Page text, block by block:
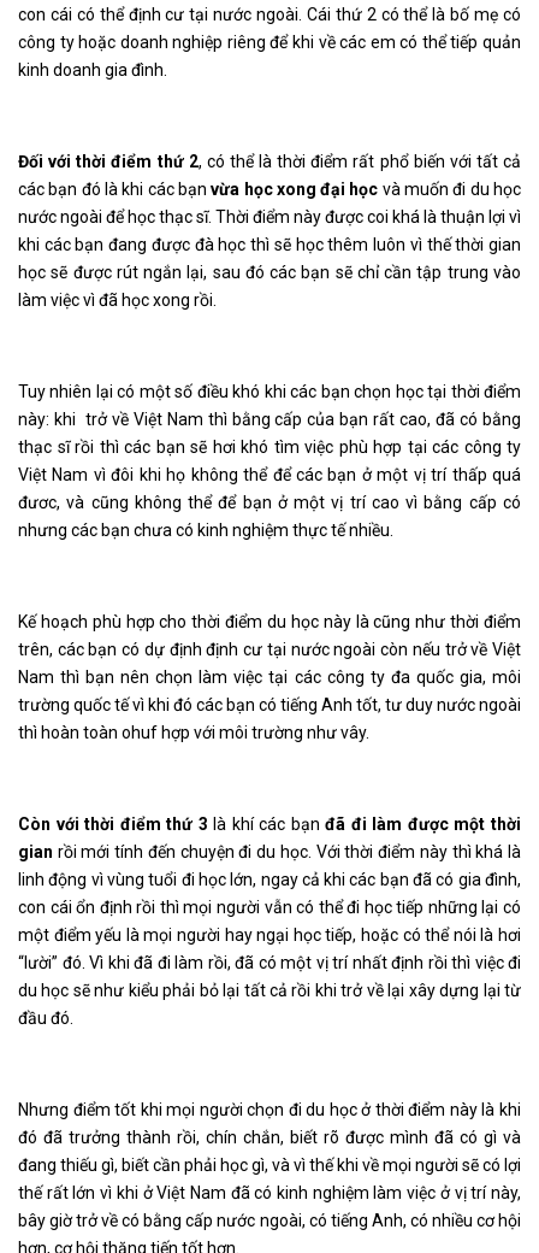
con cái có thể định cư tại nước ngoài. Cái thứ 2 có thể là bố mẹ có
công ty hoặc doanh nghiệp riêng để khi về các em có thể tiếp quản
kinh doanh gia đình.
Đối với thời điểm thứ 2, có thể là thời điểm rất phổ biến với tất cả
các bạn đó là khi các bạnvừa học xong đại học và muốn đi du học
nước ngoài để học thạc sĩ. Thời điểm này được coi khá là thuận lợi vì
khi các bạn đang được đà học thì sẽ học thêm luôn vì thế thời gian
học sẽ được rút ngắn lại, sau đó các bạn sẽ chỉ cần tập trung vào
làm việc vì đã học xong rồi.
Tuy nhiên lại có một số điều khó khi các bạn chọn học tại thời điểm
này: khi trở về Việt Nam thì bằng cấp của bạn rất cao, đã có bằng
thạc sĩ rồi thì các bạn sẽ hơi khó tìm việc phù hợp tại các công ty
Việt Nam vì đôi khi họ không thể để các bạn ở một vị trí thấp quá
đươc, và cũng không thể để bạn ở một vị trí cao vì bằng cấp có
nhưng các bạn chưa có kinh nghiệm thực tế nhiều.
Kế hoạch phù hợp cho thời điểm du học này là cũng như thời điểm
trên, các bạn có dự định định cư tại nước ngoài còn nếu trở về Việt
Nam thì bạn nên chọn làm việc tại các công ty đa quốc gia, môi
trường quốc tế vì khi đó các bạn có tiếng Anh tốt, tư duy nước ngoài
thì hoàn toàn ohuf hợp với môi trường như vây.
Còn với thời điểm thứ 3 là khí các bạnđã đi làm được một thời
gian rồi mới tính đến chuyện đi du học. Với thời điểm này thì khá là
linh động vì vùng tuổi đi học lớn, ngay cả khi các bạn đã có gia đình,
con cái ổn định rồi thì mọi người vẫn có thể đi học tiếp những lại có
một điểm yếu là mọi người hay ngại học tiếp, hoặc có thể nói là hơi
“lười” đó. Vì khi đã đi làm rồi, đã có một vị trí nhất định rồi thì việc đi
du học sẽ như kiểu phải bỏ lại tất cả rồi khi trở về lại xây dựng lại từ
đầu đó.
Nhưng điểm tốt khi mọi người chọn đi du học ở thời điểm này là khi
đó đã trưởng thành rồi, chín chắn, biết rõ được mình đã có gì và
đang thiếu gì, biết cần phải học gì, và vì thế khi về mọi người sẽ có lợi
thế rất lớn vì khi ở Việt Nam đã có kinh nghiệm làm việc ở vị trí này,
bây giờ trở về có bằng cấp nước ngoài, có tiếng Anh, có nhiều cơ hội
hơn, cơ hội thăng tiến tốt hơn.